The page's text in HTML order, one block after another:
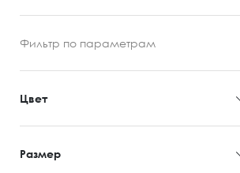
Фильтр по параметрам
Цвет
Размер